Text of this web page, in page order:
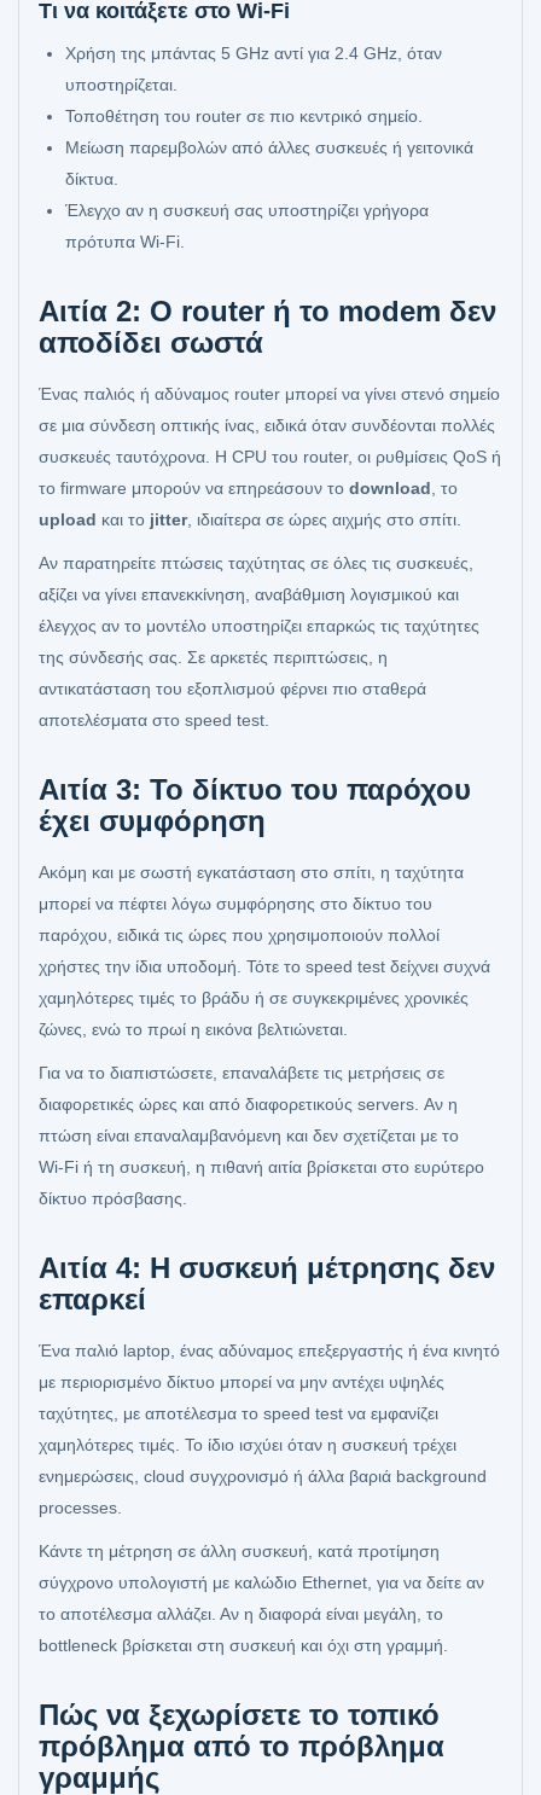
Τι να κοιτάξετε στο Wi‑Fi
Χρήση της μπάντας 5 GHz αντί για 2.4 GHz, όταν
υποστηρίζεται.
Τοποθέτηση του router σε πιο κεντρικό σημείο.
Μείωση παρεμβολών από άλλες συσκευές ή γειτονικά
δίκτυα.
Έλεγχο αν η συσκευή σας υποστηρίζει γρήγορα
πρότυπα Wi‑Fi.
Αιτία 2: Ο router ή το modem δεν
αποδίδει σωστά
Ένας παλιός ή αδύναμος router μπορεί να γίνει στενό σημείο
σε μια σύνδεση οπτικής ίνας, ειδικά όταν συνδέονται πολλές
συσκευές ταυτόχρονα. Η CPU του router, οι ρυθμίσεις QoS ή
το firmware μπορούν να επηρεάσουν το download , το
upload και το jitter, ιδιαίτερα σε ώρες αιχμής στο σπίτι.
Αν παρατηρείτε πτώσεις ταχύτητας σε όλες τις συσκευές,
αξίζει να γίνει επανεκκίνηση, αναβάθμιση λογισμικού και
έλεγχος αν το μοντέλο υποστηρίζει επαρκώς τις ταχύτητες
της σύνδεσής σας. Σε αρκετές περιπτώσεις, η
αντικατάσταση του εξοπλισμού φέρνει πιο σταθερά
αποτελέσματα στο speed test.
Αιτία 3: Το δίκτυο του παρόχου
έχει συμφόρηση
Ακόμη και με σωστή εγκατάσταση στο σπίτι, η ταχύτητα
μπορεί να πέφτει λόγω συμφόρησης στο δίκτυο του
παρόχου, ειδικά τις ώρες που χρησιμοποιούν πολλοί
χρήστες την ίδια υποδομή. Τότε το speed test δείχνει συχνά
χαμηλότερες τιμές το βράδυ ή σε συγκεκριμένες χρονικές
ζώνες, ενώ το πρωί η εικόνα βελτιώνεται.
Για να το διαπιστώσετε, επαναλάβετε τις μετρήσεις σε
διαφορετικές ώρες και από διαφορετικούς servers. Αν η
πτώση είναι επαναλαμβανόμενη και δεν σχετίζεται με το
Wi‑Fi ή τη συσκευή, η πιθανή αιτία βρίσκεται στο ευρύτερο
δίκτυο πρόσβασης.
Αιτία 4: Η συσκευή μέτρησης δεν
επαρκεί
Ένα παλιό laptop, ένας αδύναμος επεξεργαστής ή ένα κινητό
με περιορισμένο δίκτυο μπορεί να μην αντέχει υψηλές
ταχύτητες, με αποτέλεσμα το speed test να εμφανίζει
χαμηλότερες τιμές. Το ίδιο ισχύει όταν η συσκευή τρέχει
ενημερώσεις, cloud συγχρονισμό ή άλλα βαριά background
processes.
Κάντε τη μέτρηση σε άλλη συσκευή, κατά προτίμηση
σύγχρονο υπολογιστή με καλώδιο Ethernet, για να δείτε αν
το αποτέλεσμα αλλάζει. Αν η διαφορά είναι μεγάλη, το
bottleneck βρίσκεται στη συσκευή και όχι στη γραμμή.
Πώς να ξεχωρίσετε το τοπικό
πρόβλημα από το πρόβλημα
γραμμής